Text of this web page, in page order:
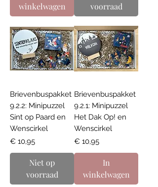
winkelwagen
voorraad
Brievenbuspakket
9.2.2: Minipuzzel
Sint op Paard en
Wenscirkel
Prijs
€ 10,95
Niet op
voorraad
Brievenbuspakket
9.2.1: Minipuzzel
Het Dak Op! en
Wenscirkel
Prijs
€ 10,95
In
winkelwagen